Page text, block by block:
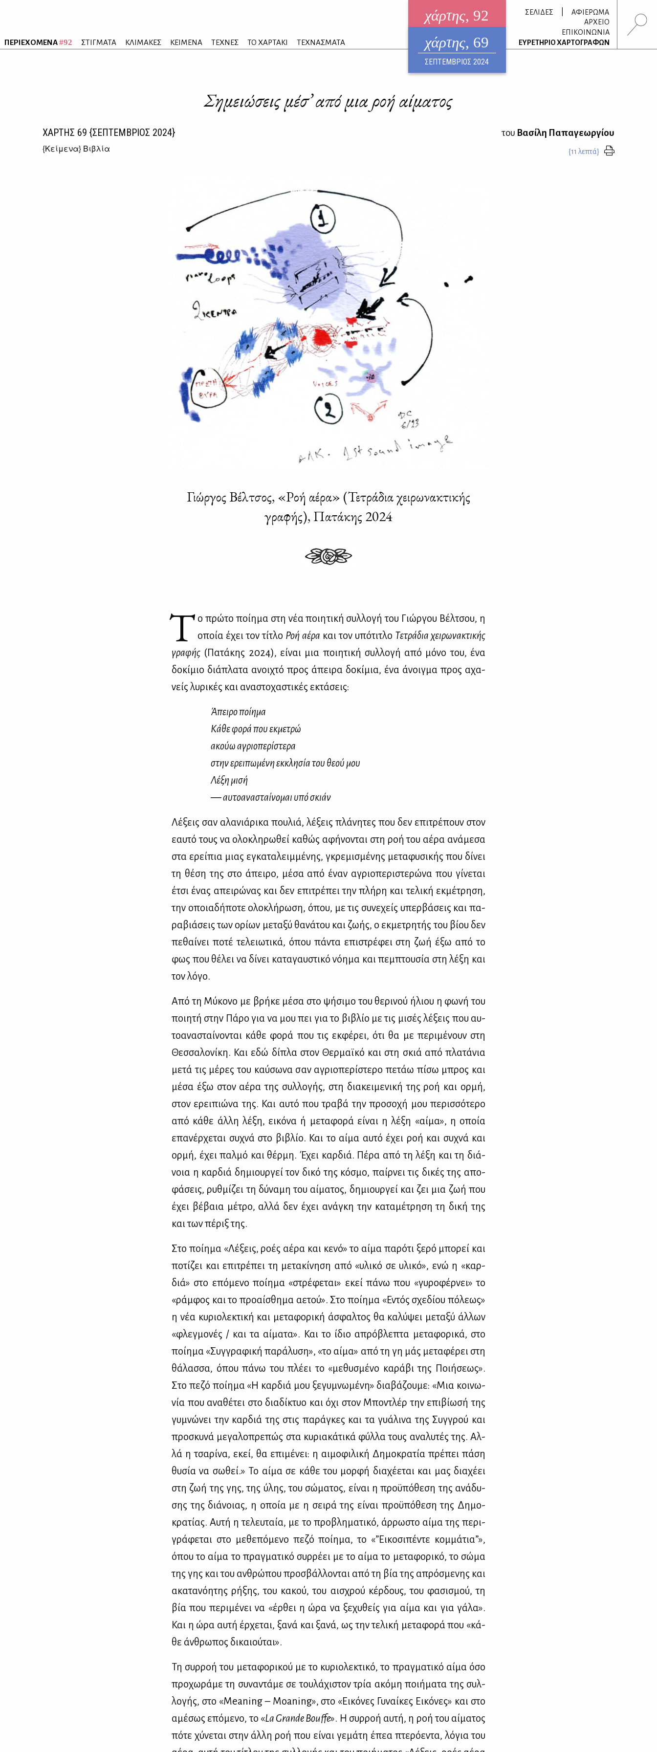
ΠΕΡΙΕΧΟΜΕΝΑ#92 ΣΤΙΓΜΑΤΑ ΚΛΙΜΑΚΕΣ ΚΕΙΜΕΝΑ ΤΕΧΝΕΣ ΤΟ ΧΑΡΤΑΚΙ ΤΕΧΝΑΣΜΑΤΑ
χάρτης, 92
ηλεκτρονικό περιοδικό
ΑΥΓΟΥΣΤΟΣ 2026
χάρτης, 69
ΣΕΠΤΕΜΒΡΙΟΣ 2024
ΣΕΛΙΔΕΣ
ΑΦΙΕΡΩΜΑ
ΑΡΧΕΙΟ
ΕΠΙΚΟΙΝΩΝΙΑ
ΕΥΡΕΤΗΡΙΟ ΧΑΡΤΟΓΡΑΦΩΝ
Σημειώσεις μέσ’ από μια ροή αίματος
ΧΑΡΤΗΣ 69 {ΣΕΠΤΕΜΒΡΙΟΣ 2024}
{Κείμενα} Βιβλία
του Βασίλη Παπαγεωργίου
{11 λεπτά}
Γιώργος Βέλτσος, «Ροή αέρα» (Τετράδια χειρωνακτικής
γραφής), Πατάκης 2024
Τ ο πρώ­το ποί­η­μα στη νέα ποι­η­τι­κή συλ­λο­γή του Γιώρ­γου Βέλ­τσου, η
οποία έχει τον τί­τλο Ροή αέ­ρα και τον υπό­τι­τλο Τε­τρά­δια χει­ρω­να­κτι­κής
γρα­φής (Πα­τά­κης 2024), εί­ναι μια ποι­η­τι­κή συλ­λο­γή από μό­νο του, ένα
δο­κί­μιο διά­πλα­τα ανοι­χτό προς άπει­ρα δο­κί­μια, ένα άνοιγ­μα προς αχα­
νείς λυ­ρι­κές και ανα­στο­χα­στι­κές εκτά­σεις:
Άπει­ρο ποί­η­μα
Κά­θε φο­ρά που εκ­με­τρώ
ακούω αγριο­πε­ρί­στε­ρα
στην ερει­πω­μέ­νη εκ­κλη­σία του θε­ού μου
Λέ­ξη μι­σή
― αυ­το­α­να­σταί­νο­μαι υπό σκιάν
Λέ­ξεις σαν αλα­νιά­ρι­κα που­λιά, λέ­ξεις πλά­νη­τες που δεν επι­τρέ­πουν στον
εαυ­τό τους να ολο­κλη­ρω­θεί κα­θώς αφή­νο­νται στη ροή του αέ­ρα ανά­με­σα
στα ερεί­πια μιας εγκα­τα­λειμ­μέ­νης, γκρε­μι­σμέ­νης με­τα­φυ­σι­κής που δί­νει
τη θέ­ση της στο άπει­ρο, μέ­σα από έναν αγριο­πε­ρι­στε­ρώ­να που γί­νε­ται
έτσι ένας απει­ρώ­νας και δεν επι­τρέ­πει την πλή­ρη και τε­λι­κή εκ­μέ­τρη­ση,
την οποια­δή­πο­τε ολο­κλή­ρω­ση, όπου, με τις συ­νε­χείς υπερ­βά­σεις και πα­
ρα­βιά­σεις των ορί­ων με­τα­ξύ θα­νά­του και ζω­ής, ο εκ­με­τρη­τής του βί­ου δεν
πε­θαί­νει πο­τέ τε­λειω­τι­κά, όπου πά­ντα επι­στρέ­φει στη ζωή έξω από το
φως που θέ­λει να δί­νει κα­τα­γαυ­στι­κό νό­η­μα και πεμ­πτου­σία στη λέ­ξη και
τον λό­γο.
Από τη Μύ­κο­νο με βρή­κε μέ­σα στο ψή­σι­μο του θε­ρι­νού ήλιου η φω­νή του
ποι­η­τή στην Πά­ρο για να μου πει για το βι­βλίο με τις μι­σές λέ­ξεις που αυ­
το­α­να­σταί­νο­νται κά­θε φο­ρά που τις εκ­φέ­ρει, ότι θα με πε­ρι­μέ­νουν στη
Θεσ­σα­λο­νί­κη. Και εδώ δί­πλα στον Θερ­μαϊ­κό και στη σκιά από πλα­τά­νια
με­τά τις μέ­ρες του καύ­σω­να σαν αγριο­πε­ρί­στε­ρο πε­τάω πί­σω μπρος και
μέ­σα έξω στον αέ­ρα της συλ­λο­γής, στη δια­κει­με­νι­κή της ροή και ορ­μή,
στον ερει­πιώ­να της. Και αυ­τό που τρα­βά την προ­σο­χή μου πε­ρισ­σό­τε­ρο
από κά­θε άλ­λη λέ­ξη, ει­κό­να ή με­τα­φο­ρά εί­ναι η λέ­ξη «αί­μα», η οποία
επα­νέρ­χε­ται συ­χνά στο βι­βλίο. Και το αί­μα αυ­τό έχει ροή και συ­χνά και
ορ­μή, έχει παλ­μό και θέρ­μη. Έχει καρ­διά. Πέ­ρα από τη λέ­ξη και τη διά­
νοια η καρ­διά δη­μιουρ­γεί τον δι­κό της κό­σμο, παίρ­νει τις δι­κές της απο­
φά­σεις, ρυθ­μί­ζει τη δύ­να­μη του αί­μα­τος, δη­μιουρ­γεί και ζει μια ζωή που
έχει βέ­βαια μέ­τρο, αλ­λά δεν έχει ανά­γκη την κα­τα­μέ­τρη­ση τη δι­κή της
και των πέ­ριξ της.
Στο ποί­η­μα «Λέ­ξεις, ρο­ές αέ­ρα και κε­νό» το αί­μα πα­ρό­τι ξε­ρό μπο­ρεί και
πο­τί­ζει και επι­τρέ­πει τη με­τα­κί­νη­ση από «υλι­κό σε υλι­κό», ενώ η «καρ­
διά» στο επό­με­νο ποί­η­μα «στρέ­φε­ται» εκεί πά­νω που «γυ­ρο­φέρ­νει» το
«ράμ­φος και το προ­αί­σθη­μα αε­τού». Στο ποί­η­μα «Εντός σχε­δί­ου πό­λε­ως»
η νέα κυ­ριο­λε­κτι­κή και με­τα­φο­ρι­κή άσφαλ­τος θα κα­λύ­ψει με­τα­ξύ άλ­λων
«φλεγ­μο­νές / και τα αί­μα­τα». Και το ίδιο απρό­βλε­πτα με­τα­φο­ρι­κά, στο
ποί­η­μα «Συγ­γρα­φι­κή πα­ρά­λυ­ση», «το αί­μα» από τη γη μάς με­τα­φέ­ρει στη
θά­λασ­σα, όπου πά­νω του πλέ­ει το «με­θυ­σμέ­νο κα­ρά­βι της Ποι­ή­σε­ως».
Στο πε­ζό ποί­η­μα «Η καρ­διά μου ξε­γυ­μνω­μέ­νη» δια­βά­ζου­με: «Μια κοι­νω­
νία που ανα­θέ­τει στο δια­δί­κτυο και όχι στον Μπο­ντλέρ την επι­βί­ω­σή της
γυ­μνώ­νει την καρ­διά της στις πα­ρά­γκες και τα γυά­λι­να της Συγ­γρού και
προ­σκυ­νά με­γα­λο­πρε­πώς στα κυ­ρια­κά­τι­κά φύλ­λα τους ανα­λυ­τές της. Αλ­
λά η τσα­ρί­να, εκεί, θα επι­μέ­νει: η αι­μο­φι­λι­κή Δη­μο­κρα­τία πρέ­πει πά­ση
θυ­σία να σω­θεί.» Το αί­μα σε κά­θε του μορ­φή δια­χέ­ε­ται και μας δια­χέ­ει
στη ζωή της γης, της ύλης, του σώ­μα­τος, εί­ναι η προ­ϋ­πό­θε­ση της ανά­δυ­
σης της διά­νοιας, η οποία με η σει­ρά της εί­ναι προ­ϋ­πό­θε­ση της Δη­μο­
κρα­τί­ας. Αυ­τή η τε­λευ­ταία, με το προ­βλη­μα­τι­κό, άρ­ρω­στο αί­μα της πε­ρι­
γρά­φε­ται στο με­θε­πό­με­νο πε­ζό ποί­η­μα, το «”Ει­κο­σι­πέ­ντε κομ­μά­τια”»,
όπου το αί­μα το πραγ­μα­τι­κό συρ­ρέ­ει με το αί­μα το με­τα­φο­ρι­κό, το σώ­μα
της γης και του αν­θρώ­που προ­σβάλ­λο­νται από τη βία της απρό­σμε­νης και
ακα­τα­νό­η­της ρή­ξης, του κα­κού, του αι­σχρού κέρ­δους, του φα­σι­σμού, τη
βία που πε­ρι­μέ­νει να «έρ­θει η ώρα να ξε­χυ­θείς για αί­μα και για γά­λα».
Και η ώρα αυ­τή έρ­χε­ται, ξα­νά και ξα­νά, ως την τε­λι­κή με­τα­φο­ρά που «κά­
θε άν­θρω­πος δι­καιού­ται».
Τη συρ­ροή του με­τα­φο­ρι­κού με το κυ­ριο­λε­κτι­κό, το πραγ­μα­τι­κό αί­μα όσο
προ­χω­ρά­με τη συ­να­ντά­με σε του­λά­χι­στον τρία ακό­μη ποι­ή­μα­τα της συλ­
λο­γής, στο «Meaning – Moaning», στο «Ει­κό­νες Γυ­ναί­κες Ει­κό­νες» και στο
αμέ­σως επό­με­νο, το «La Grande Bouffe». Η συρ­ροή αυ­τή, η ροή του αί­μα­τος
πό­τε χύ­νε­ται στην άλ­λη ροή που εί­ναι γε­μά­τη έπεα πτε­ρό­ε­ντα, λό­για του